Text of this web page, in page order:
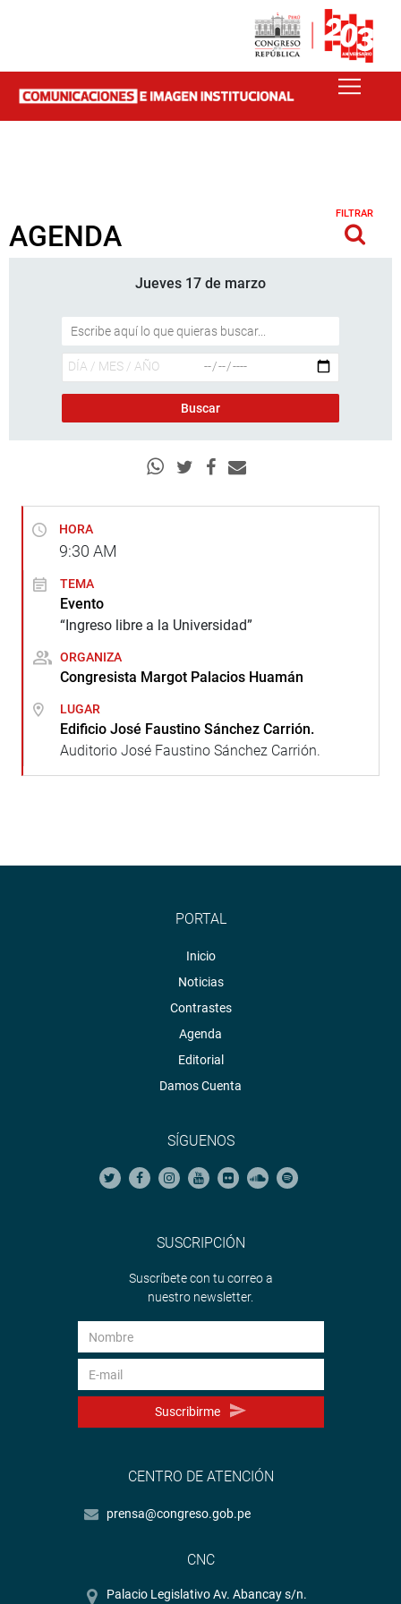
AGENDA
FILTRAR
Jueves 17 de marzo
HORA
9:30 AM
TEMA
Evento
“Ingreso libre a la Universidad”
ORGANIZA
Congresista Margot Palacios Huamán
LUGAR
Edificio José Faustino Sánchez Carrión.
Auditorio José Faustino Sánchez Carrión.
PORTAL
Inicio
Noticias
Contrastes
Agenda
Editorial
Damos Cuenta
SÍGUENOS
SUSCRIPCIÓN
Suscríbete con tu correo a
nuestro newsletter.
Suscribirme
CENTRO DE ATENCIÓN
prensa@congreso.gob.pe
CNC
Palacio Legislativo Av. Abancay s/n.